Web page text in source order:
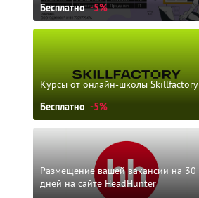
Бесплатно -5%
Курсы от онлайн-школы Skillfactory
Бесплатно -5%
Размещение вашей вакансии на 30
дней на сайте HeadHunter